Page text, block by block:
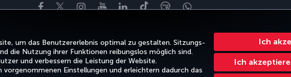
um das Benutzererlebnis optimal zu gestalten. Sitzungs-
die Nutzung ihrer Funktionen reibungslos möglich sind.
und verbessern die Leistung der Website.
Einstellungen und erleichtern dadurch das
Ich
Ich
Facebook
TwitterInstagram
YouTubeLinkedIn
TikTokBlogWhatsapp
UND REISEZIELE HILFE TURKISH AIRLINES HOLIDAYS